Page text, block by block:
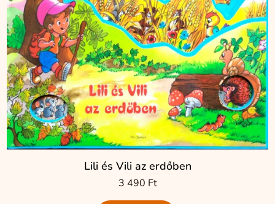
Lili és Vili az erdőben
3 490 Ft